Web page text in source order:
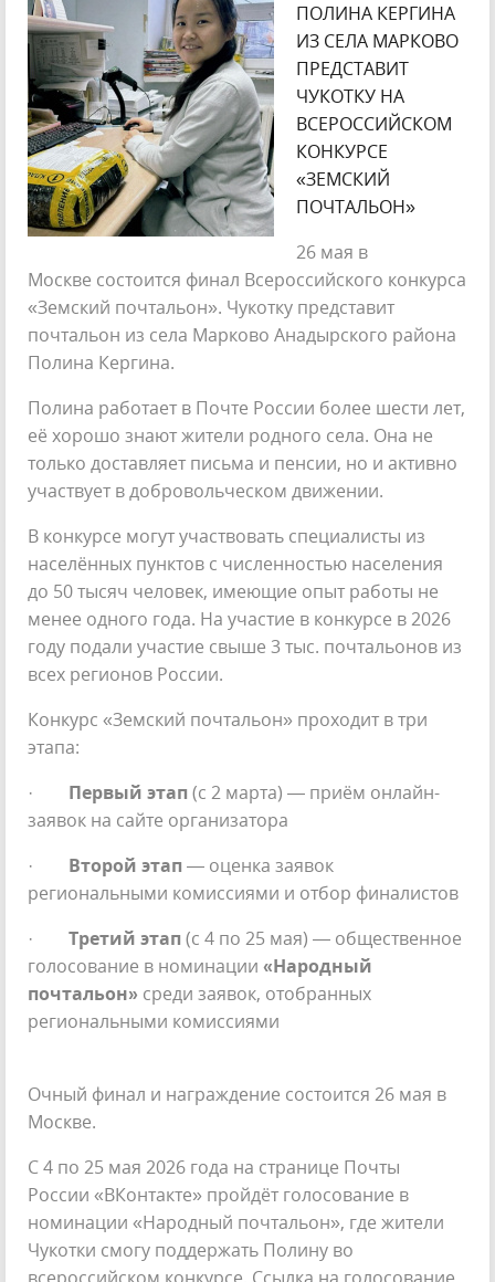
ПОЛИНА КЕРГИНА
ИЗ СЕЛА МАРКОВО
ПРЕДСТАВИТ
ЧУКОТКУ НА
ВСЕРОССИЙСКОМ
КОНКУРСЕ
«ЗЕМСКИЙ
ПОЧТАЛЬОН»
26 мая в
Москве состоится финал Всероссийского конкурса
«Земский почтальон». Чукотку представит
почтальон из села Марково Анадырского района
Полина Кергина.
Полина работает в Почте России более шести лет,
её хорошо знают жители родного села. Она не
только доставляет письма и пенсии, но и активно
участвует в добровольческом движении.
В конкурсе могут участвовать специалисты из
населённых пунктов с численностью населения
до 50 тысяч человек, имеющие опыт работы не
менее одного года. На участие в конкурсе в 2026
году подали участие свыше 3 тыс. почтальонов из
всех регионов России.
Конкурс «Земский почтальон» проходит в три
этапа:
· Первый этап(с 2 марта) — приём онлайн-
заявок на сайте организатора
· Второй этап— оценка заявок
региональными комиссиями и отбор финалистов
· Третий этап(с 4 по 25 мая) — общественное
голосование в номинации «Народный
почтальон» среди заявок, отобранных
региональными комиссиями
Очный финал и награждение состоится 26 мая в
Москве.
С 4 по 25 мая 2026 года на странице Почты
России «ВКонтакте» пройдёт голосование в
номинации «Народный почтальон», где жители
Чукотки смогу поддержать Полину во